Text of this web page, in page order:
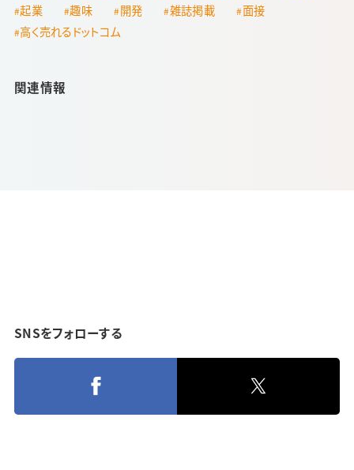
起業
趣味 開発 雑誌掲載
面接
高く売れるドットコム
関連情報
SNSをフォローする